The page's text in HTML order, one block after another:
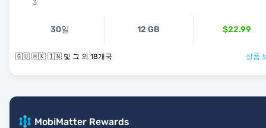
3
30일 12 GB $22.99
🇬🇺 🇭🇰 🇮🇳 및 그 외 18개국 상품
MobiMatter Rewards